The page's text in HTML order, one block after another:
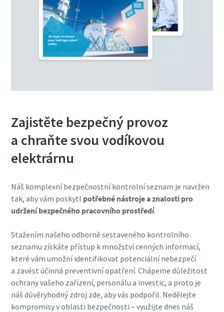
Zajistěte bezpečný provoz
a chraňte svou vodíkovou
elektrárnu
Náš komplexní bezpečnostní kontrolní seznam je navržen
tak, aby vám poskytl potřebné nástroje a znalosti pro
udržení bezpečného pracovního prostředí.
Stažením našeho odborně sestaveného kontrolního
seznamu získáte přístup k množství cenných informací,
které vám umožní identifikovat potenciální nebezpečí
a zavést účinná preventivní opatření. Chápeme důležitost
ochrany vašeho zařízení, personálu a investic, a proto je
náš důvěryhodný zdroj zde, aby vás podpořil. Nedělejte
kompromisy v oblasti bezpečnosti – využijte dnes náš